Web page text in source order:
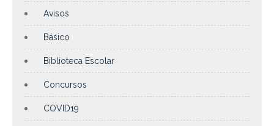
Avisos
Básico
Biblioteca Escolar
Concursos
COVID19